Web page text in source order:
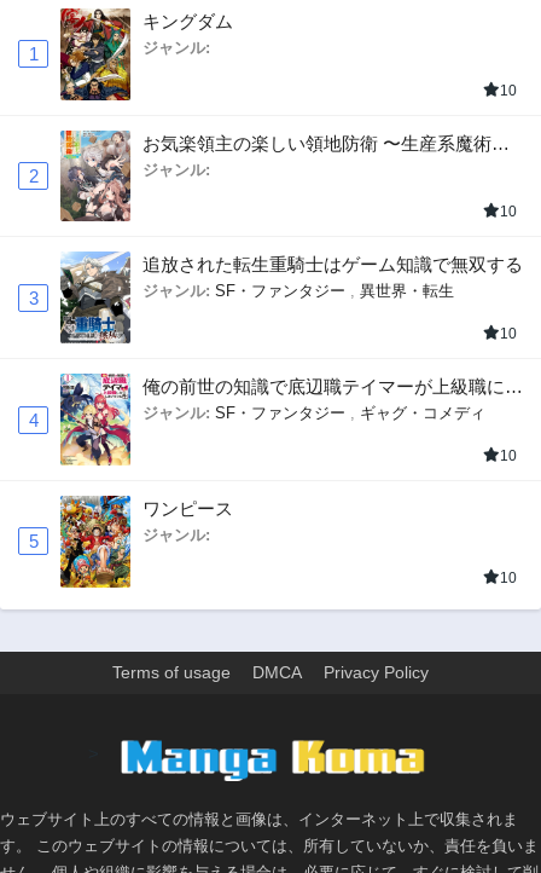
1
キングダム
ジャンル:
10
2
お気楽領主の楽しい領地防衛 〜生産系魔術で
名もなき村を最強の城塞都市に〜
ジャンル:
10
3
追放された転生重騎士はゲーム知識で無双する
ジャンル: SF・ファンタジー , 異世界・転生
10
4
俺の前世の知識で底辺職テイマーが上級職にな
ってしまいそうな件
ジャンル: SF・ファンタジー , ギャグ・コメディ
10
5
ワンピース
ジャンル:
10
Terms of usage DMCA Privacy Policy
ウェブサイト上のすべての情報と画像は、インターネット上で収集されま
す。 このウェブサイトの情報については、所有していないか、責任を負いま